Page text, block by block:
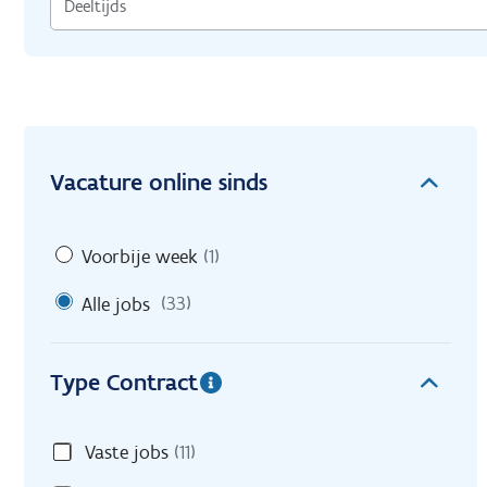
Vacature online sinds
Voorbije week (1)
Alle jobs (33)
Type Contract
Vaste jobs (11)